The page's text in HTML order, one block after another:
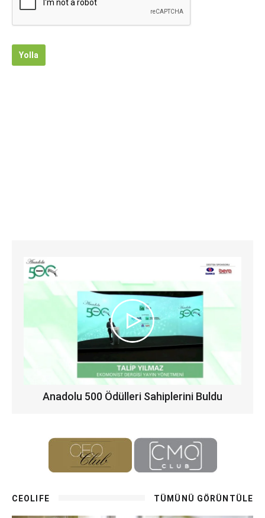
Yolla
Anadolu 500 Ödülleri Sahiplerini Buldu
CEOLIFE TÜMÜNÜ GÖRÜNTÜLE